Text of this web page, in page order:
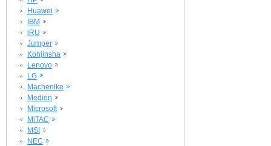
Huawei
IBM
iRU
Jumper
Kohjinsha
Lenovo
LG
Machenike
Medion
Microsoft
MiTAC
MSI
NEC